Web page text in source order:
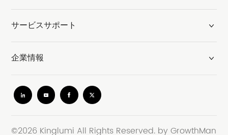
サービスサポート
企業情報
©2026 Kinglumi All Rights Reserved. by GrowthMan